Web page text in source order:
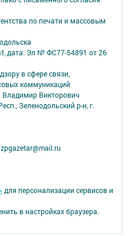
по печати и массовым
дата: Эл № ФС77-54891 от 26
в сфере связи,
коммуникаций
Владимир Викторович
Зеленодольский р-н, г.
для персонализации сервисов и
в настройках браузера.